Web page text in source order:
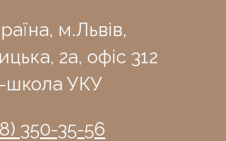
м.Львів,
2а, офіс 312
школа УКУ
350-35-56